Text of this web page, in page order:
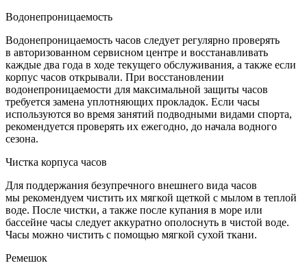
Водонепроницаемость
Водонепроницаемость часов следует регулярно проверять
в авторизованном сервисном центре и восстанавливать
каждые два года в ходе текущего обслуживания, а также если
корпус часов открывали. При восстановлении
водонепроницаемости для максимальной защиты часов
требуется замена уплотняющих прокладок. Если часы
используются во время занятий подводными видами спорта,
рекомендуется проверять их ежегодно, до начала водного
сезона.
Чистка корпуса часов
Для поддержания безупречного внешнего вида часов
мы рекомендуем чистить их мягкой щеткой с мылом в теплой
воде. После чистки, а также после купания в море или
бассейне часы следует аккуратно ополоснуть в чистой воде.
Часы можно чистить с помощью мягкой сухой ткани.
Ремешок